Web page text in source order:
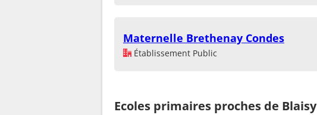
Maternelle Brethenay Condes
Établissement Public
Ecoles primaires proches de Blaisy